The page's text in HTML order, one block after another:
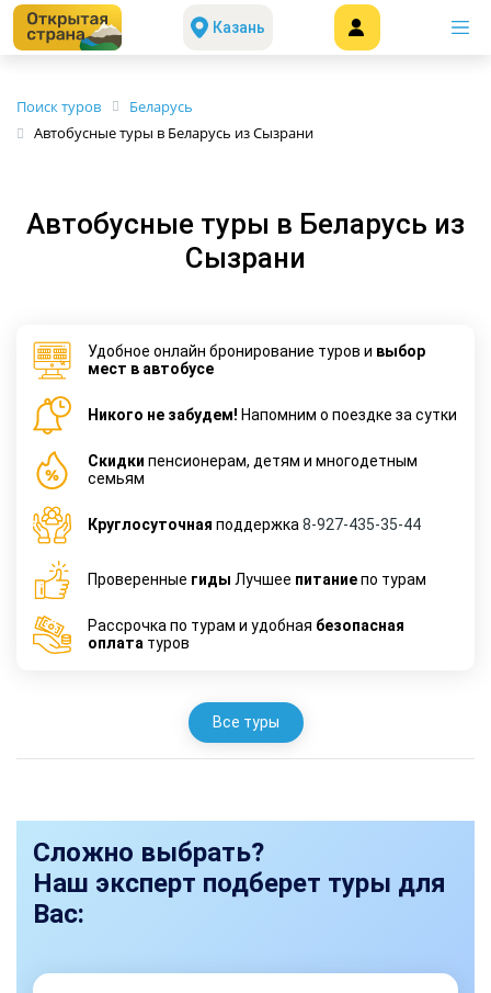
Казань
Поиск туров
Беларусь
Автобусные туры в Беларусь из Сызрани
Автобусные туры в Беларусь из
Сызрани
Удобное онлайн бронирование туров и выбор
мест в автобусе
Никого не забудем! Напомним о поездке за сутки
Cкидки пенсионерам, детям и многодетным
семьям
Круглосуточная поддержка 8-927-435-35-44
Проверенные гиды Лучшее питаниепо турам
Рассрочка по турам и удобная безопасная
оплата туров
Все туры
Сложно выбрать?
Наш эксперт подберет туры для
Вас: